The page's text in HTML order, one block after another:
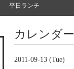
平日ランチ
カレンダー
2011-09-13 (Tue)